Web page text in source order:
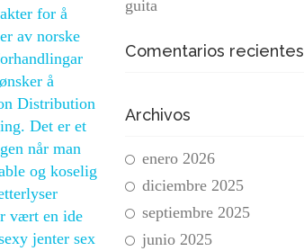
for å
av norske
å
Distribution
Det er et
når man
og koselig
vært en ide
jenter sex
guita
Comentarios recientes
Archivos
enero 2026
diciembre 2025
septiembre 2025
junio 2025